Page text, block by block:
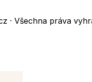
· Všechna práva